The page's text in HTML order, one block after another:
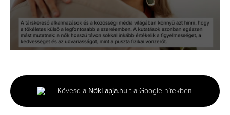
minute,
13
seconds
Kövesd a NőkLapja.hu-t a Google hírekben!